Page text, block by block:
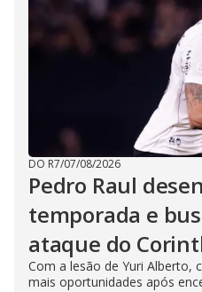
DO R7/07/08/2026
Pedro Raul
temporada e
ataque do
Com a lesão de Yuri Alberto,
mais oportunidades após